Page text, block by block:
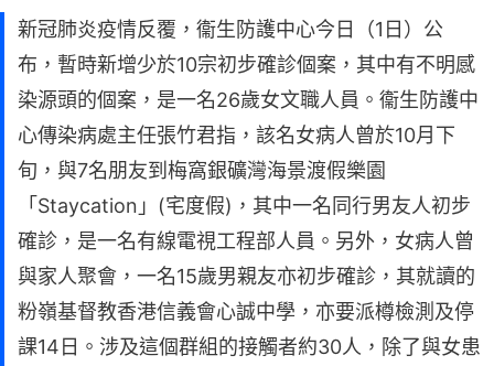
新冠肺炎疫情反覆，衞生防護中心今日（1日）公
布，暫時新增少於10宗初步確診個案，其中有不明感
染源頭的個案，是一名26歲女文職人員。衞生防護中
心傳染病處主任張竹君指，該名女病人曾於10月下
旬，與7名朋友到梅窩銀礦灣海景渡假樂園
「Staycation」(宅度假)，其中一名同行男友人初步
確診，是一名有線電視工程部人員。另外，女病人曾
與家人聚會，一名15歲男親友亦初步確診，其就讀的
粉嶺基督教香港信義會心誠中學，亦要派樽檢測及停
課14日。涉及這個群組的接觸者約30人，除了與女患